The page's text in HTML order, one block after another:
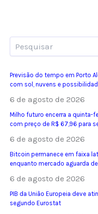
Previsão do tempo em Porto
com sol, nuvens e
6 de agosto de 2026
Milho futuro encerra a quinta-
com preço de R$ 67,96 para
6 de agosto de 2026
Bitcoin permanece em faixa
enquanto mercado aguarda
6 de agosto de 2026
PIB da União Europeia deve
segundo Eurostat